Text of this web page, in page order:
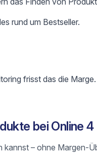
rund um Bestseller.
frisst das die Marge.
bei Online 4
kannst – ohne Margen-